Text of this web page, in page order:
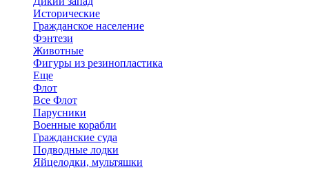
Исторические
Гражданское население
Фэнтези
Животные
Фигуры из резинопластика
Еще
Флот
Все Флот
Парусники
Военные корабли
Гражданские суда
Подводные лодки
Яйцелодки, мультяшки